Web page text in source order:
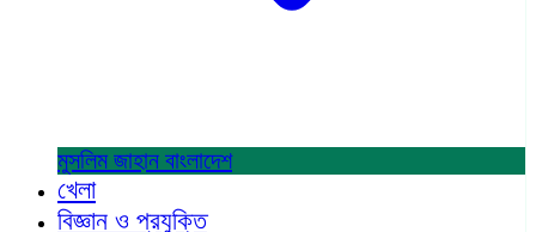
মুসলিম জাহান বাংলাদেশ
খেলা
বিজ্ঞান ও প্রযুক্তি